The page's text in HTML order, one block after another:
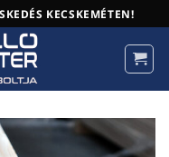
KECSKEMÉTEN!